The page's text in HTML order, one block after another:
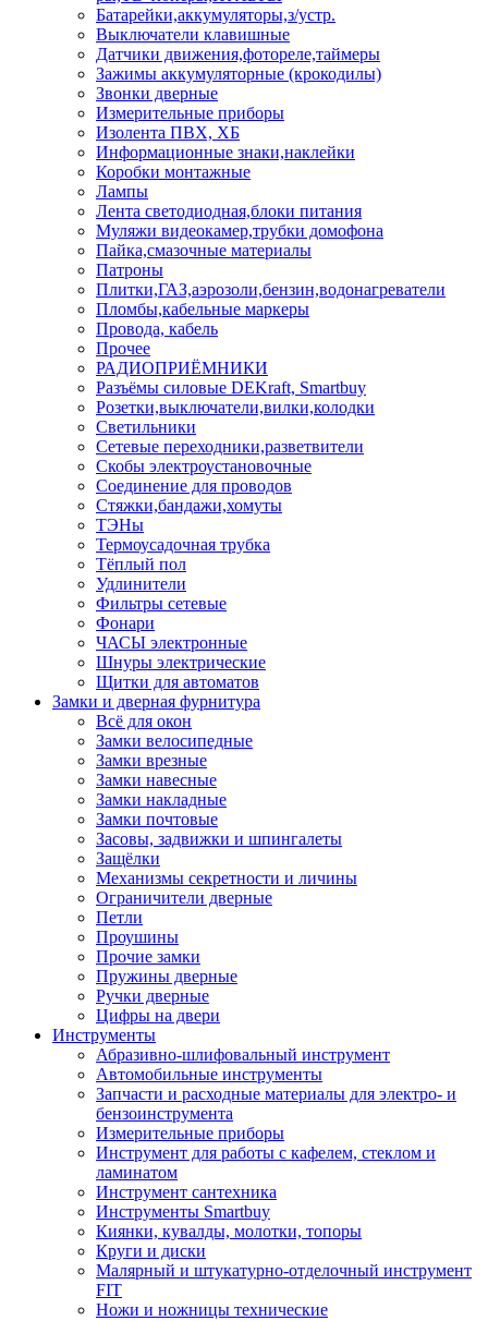
Батарейки,аккумуляторы,з/устр.
Выключатели клавишные
Датчики движения,фотореле,таймеры
Зажимы аккумуляторные (крокодилы)
Звонки дверные
Измерительные приборы
Изолента ПВХ, ХБ
Информационные знаки,наклейки
Коробки монтажные
Лампы
Лента светодиодная,блоки питания
Муляжи видеокамер,трубки домофона
Пайка,смазочные материалы
Патроны
Плитки,ГАЗ,аэрозоли,бензин,водонагреватели
Пломбы,кабельные маркеры
Провода, кабель
Прочее
РАДИОПРИЁМНИКИ
Разъёмы силовые DEKraft, Smartbuy
Розетки,выключатели,вилки,колодки
Светильники
Сетевые переходники,разветвители
Скобы электроустановочные
Соединение для проводов
Стяжки,бандажи,хомуты
ТЭНы
Термоусадочная трубка
Тёплый пол
Удлинители
Фильтры сетевые
Фонари
ЧАСЫ электронные
Шнуры электрические
Щитки для автоматов
Замки и дверная фурнитура
Всё для окон
Замки велосипедные
Замки врезные
Замки навесные
Замки накладные
Замки почтовые
Засовы, задвижки и шпингалеты
Защёлки
Механизмы секретности и личины
Ограничители дверные
Петли
Проушины
Прочие замки
Пружины дверные
Ручки дверные
Цифры на двери
Инструменты
Абразивно-шлифовальный инструмент
Автомобильные инструменты
Запчасти и расходные материалы для электро- и
бензоинструмента
Измерительные приборы
Инструмент для работы с кафелем, стеклом и
ламинатом
Инструмент сантехника
Инструменты Smartbuy
Киянки, кувалды, молотки, топоры
Круги и диски
Малярный и штукатурно-отделочный инструмент
FIT
Ножи и ножницы технические